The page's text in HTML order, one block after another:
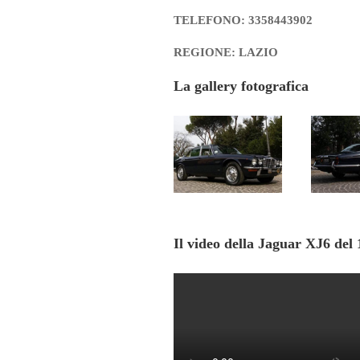
TELEFONO: 3358443902
REGIONE: LAZIO
La gallery fotografica
Il video della Jaguar XJ6 del